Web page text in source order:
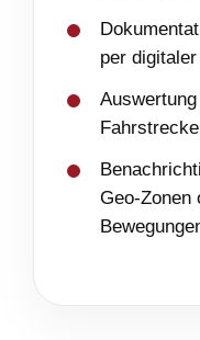
per
Geo-Zonen